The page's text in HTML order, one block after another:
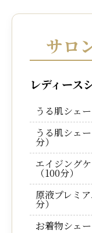
サロ
レディース
うる肌シェ
うる肌シェ
分）
エイジング
（100分）
原液プレミ
分）
お着物シェ